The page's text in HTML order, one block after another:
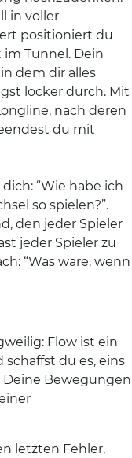
in voller
positioniert du
Tunnel. Dein
dem dir alles
locker durch. Mit
nach deren
du mit
“Wie habe ich
so spielen?”.
den jeder Spieler
jeder Spieler zu
“Was wäre, wenn
Flow ist ein
du es, eins
Bewegungen
letzten Fehler,